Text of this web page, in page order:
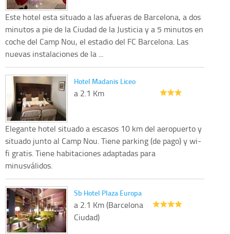
Este hotel esta situado a las afueras de Barcelona, a dos
minutos a pie de la Ciudad de la Justicia y a 5 minutos en
coche del Camp Nou, el estadio del FC Barcelona. Las
nuevas instalaciones de la ...
Hotel Madanis Liceo
a 2.1 Km
Elegante hotel situado a escasos 10 km del aeropuerto y
situado junto al Camp Nou. Tiene parking (de pago) y wi-
fi gratis. Tiene habitaciones adaptadas para
minusválidos.
Sb Hotel Plaza Europa
a 2.1 Km (Barcelona
Ciudad)